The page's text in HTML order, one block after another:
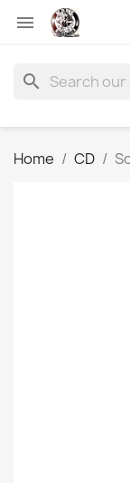

search
Home CD